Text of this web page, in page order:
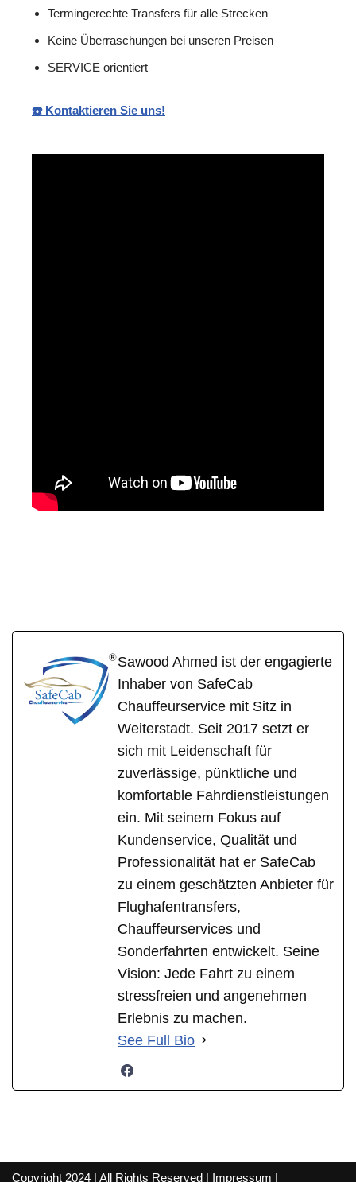
Termingerechte Transfers für alle Strecken
Keine Überraschungen bei unseren Preisen
SERVICE orientiert
☎️ Kontaktieren Sie uns!
Sawood Ahmed ist der engagierte
Inhaber von SafeCab
Chauffeurservice mit Sitz in
Weiterstadt. Seit 2017 setzt er
sich mit Leidenschaft für
zuverlässige, pünktliche und
komfortable Fahrdienstleistungen
ein. Mit seinem Fokus auf
Kundenservice, Qualität und
Professionalität hat er SafeCab
zu einem geschätzten Anbieter für
Flughafentransfers,
Chauffeurservices und
Sonderfahrten entwickelt. Seine
Vision: Jede Fahrt zu einem
stressfreien und angenehmen
Erlebnis zu machen.
See Full Bio
Copyright 2024 | All Rights Reserved | Impressum |